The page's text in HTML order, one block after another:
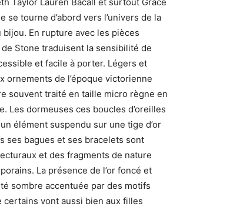
se tourne d’abord vers l’univers de la
En rupture avec les pièces
Stone traduisent la sensibilité de
et facile à porter. Légers et
ornements de l’époque victorienne
souvent traité en taille micro règne en
Les dormeuses ces boucles d’oreilles
élément suspendu sur une tige d’or
ses bagues et ses bracelets sont
et des fragments de nature
La présence de l’or foncé et
sombre accentuée par des motifs
certains vont aussi bien aux filles